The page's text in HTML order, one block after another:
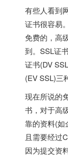
有些人看到
证书很容易
免费的，高
到。SSL证
证书(DV
(EV SSL)三
现在所说的
书，对于高
靠的资料(如
且需要经过
因为提交资